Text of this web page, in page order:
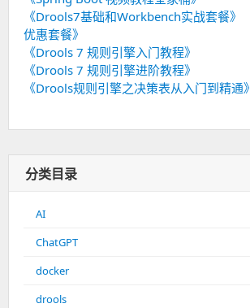
《Drools7基础和Workbench实战套餐》
优惠套餐》
《Drools 7 规则引擎入门教程》
《Drools 7 规则引擎进阶教程》
《Drools规则引擎之决策表从入门到精通》
分类目录
AI
ChatGPT
docker
drools